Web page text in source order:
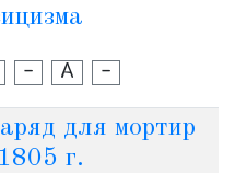
- А -
для мортир
г.